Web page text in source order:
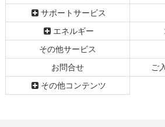
へ
サポートサービス
エネルギー
その他サービス
お問合せ
ご
その他コンテンツ